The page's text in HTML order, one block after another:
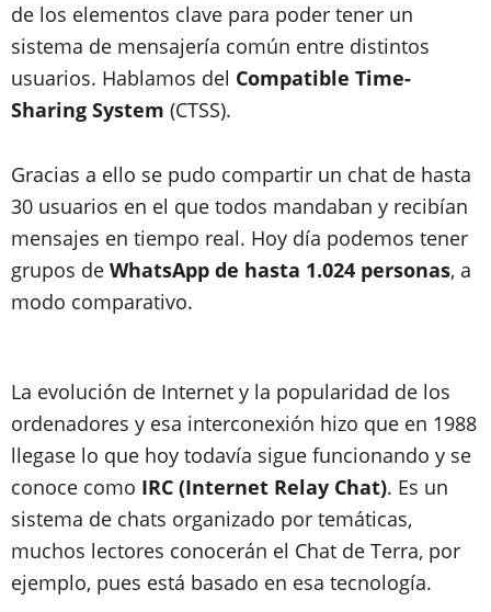
de los elementos clave para poder tener un
sistema de mensajería común entre distintos
usuarios. Hablamos del Compatible Time-
Sharing System (CTSS).
Gracias a ello se pudo compartir un chat de hasta
30 usuarios en el que todos mandaban y recibían
mensajes en tiempo real. Hoy día podemos tener
grupos de WhatsApp de hasta 1.024 personas, a
modo comparativo.
La evolución de Internet y la popularidad de los
ordenadores y esa interconexión hizo que en 1988
llegase lo que hoy todavía sigue funcionando y se
conoce como IRC (Internet Relay Chat). Es un
sistema de chats organizado por temáticas,
muchos lectores conocerán el Chat de Terra, por
ejemplo, pues está basado en esa tecnología.